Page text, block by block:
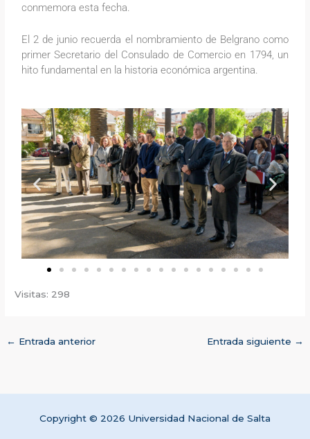
conmemora esta fecha.
El 2 de junio recuerda el nombramiento de Belgrano como
primer Secretario del Consulado de Comercio en 1794, un
hito fundamental en la historia económica argentina.
Visitas: 298
← Entrada anterior Entrada siguiente →
Copyright © 2026 Universidad Nacional de Salta